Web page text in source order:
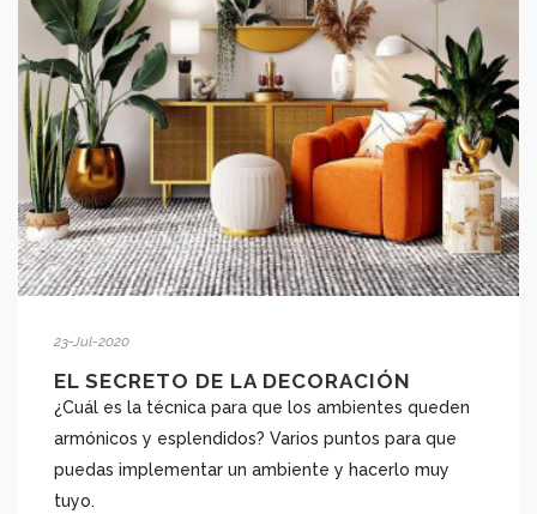
23-Jul-2020
EL SECRETO DE LA DECORACIÓN
¿Cuál es la técnica para que los ambientes queden
armónicos y esplendidos? Varios puntos para que
puedas implementar un ambiente y hacerlo muy
tuyo.